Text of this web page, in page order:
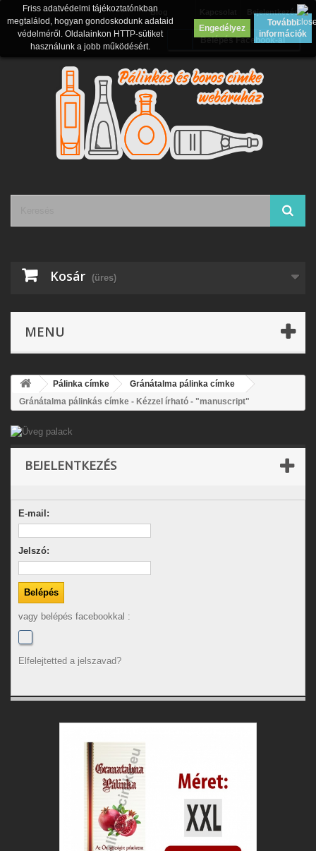
Bejelentkezés
Blog
Belépés Facebook-al
Kosár (üres)
MENU
Friss adatvédelmi tájékoztatónkban
megtalálod, hogyan gondoskodunk adataid
védelméről. Oldalainkon HTTP-sütiket
használunk a jobb működésért.
Engedélyez
További
információk
Pálinka címke
Gránátalma pálinka címke
Gránátalma pálinkás címke - Kézzel írható - "manuscript"
BEJELENTKEZÉS
E-mail:
Jelszó:
vagy belépés facebookkal :
Elfelejtetted a jelszavad?